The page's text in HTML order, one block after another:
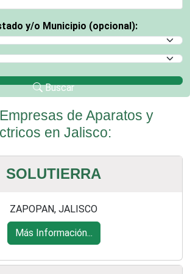
y/o Municipio (opcional):
Buscar
de Aparatos y
en Jalisco:
SOLUTIERRA
ZAPOPAN, JALISCO
Más Información...